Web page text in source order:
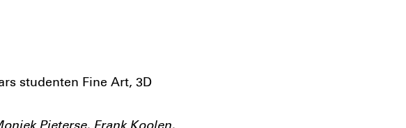
studenten Fine Art, 3D